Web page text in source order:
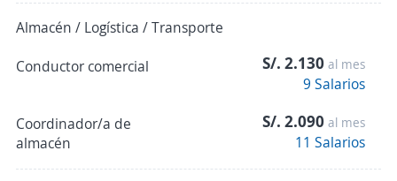
Almacén / Logística / Transporte
Conductor comercial
S/. 2.130 al mes
9 Salarios
Coordinador/a de
almacén
S/. 2.090 al mes
11 Salarios